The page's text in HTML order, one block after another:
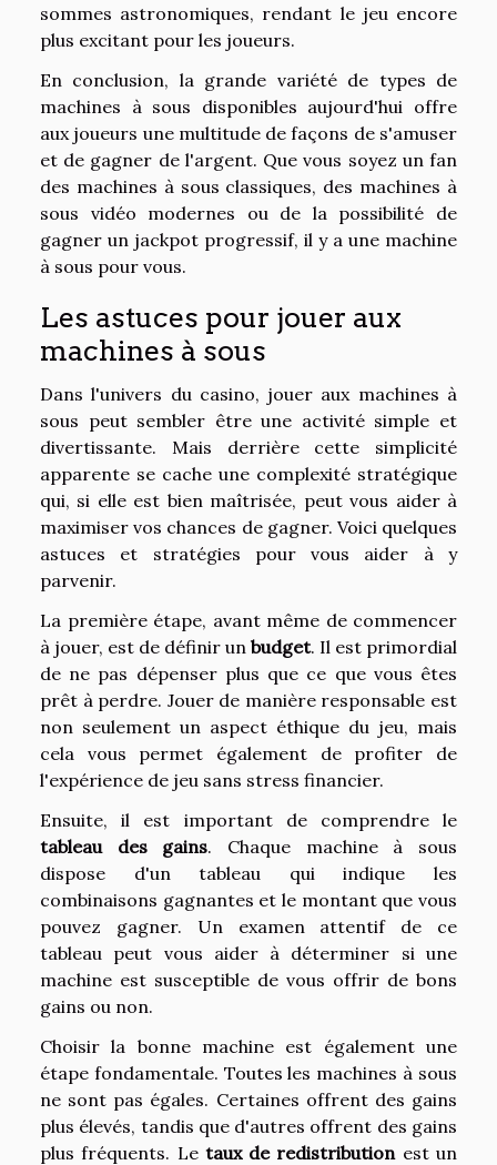
sommes astronomiques, rendant le jeu encore
plus excitant pour les joueurs.
En conclusion, la grande variété de types de
machines à sous disponibles aujourd'hui offre
aux joueurs une multitude de façons de s'amuser
et de gagner de l'argent. Que vous soyez un fan
des machines à sous classiques, des machines à
sous vidéo modernes ou de la possibilité de
gagner un jackpot progressif, il y a une machine
à sous pour vous.
Les astuces pour jouer aux
machines à sous
Dans l'univers du casino, jouer aux machines à
sous peut sembler être une activité simple et
divertissante. Mais derrière cette simplicité
apparente se cache une complexité stratégique
qui, si elle est bien maîtrisée, peut vous aider à
maximiser vos chances de gagner. Voici quelques
astuces et stratégies pour vous aider à y
parvenir.
La première étape, avant même de commencer
à jouer, est de définir un budget. Il est primordial
de ne pas dépenser plus que ce que vous êtes
prêt à perdre. Jouer de manière responsable est
non seulement un aspect éthique du jeu, mais
cela vous permet également de profiter de
l'expérience de jeu sans stress financier.
Ensuite, il est important de comprendre le
tableau des gains. Chaque machine à sous
dispose d'un tableau qui indique les
combinaisons gagnantes et le montant que vous
pouvez gagner. Un examen attentif de ce
tableau peut vous aider à déterminer si une
machine est susceptible de vous offrir de bons
gains ou non.
Choisir la bonne machine est également une
étape fondamentale. Toutes les machines à sous
ne sont pas égales. Certaines offrent des gains
plus élevés, tandis que d'autres offrent des gains
plus fréquents. Le taux de redistribution est un